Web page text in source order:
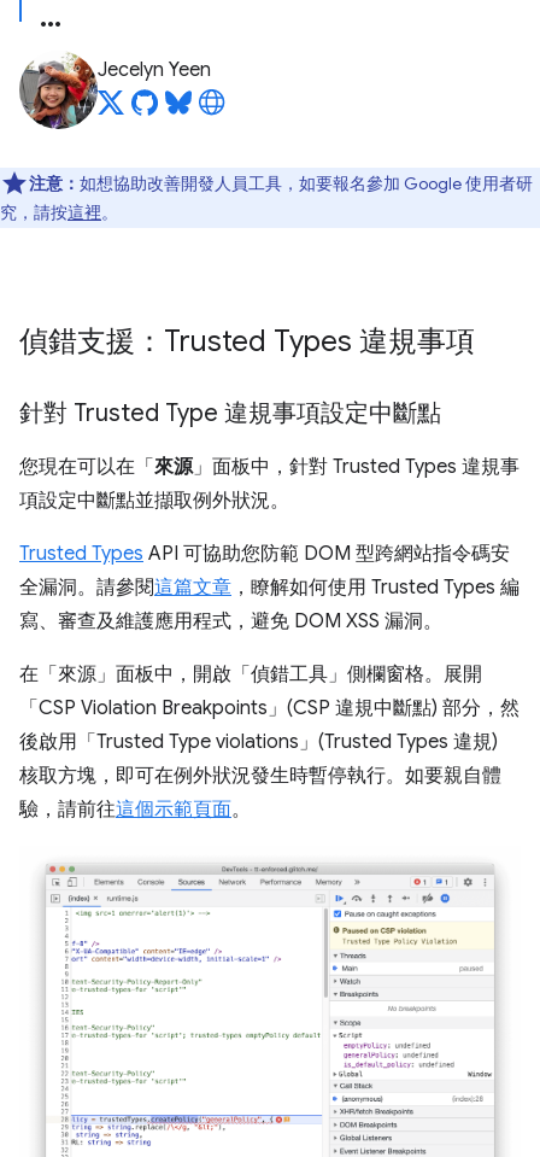
Jecelyn Yeen
注意： 如想協助改善開發人員工具，如要報名參加 Google 使用者研
究，請按這裡。
偵錯支援：Trusted Types 違規事項
針對 Trusted Type 違規事項設定中斷點
您現在可以在「 來源」面板中，針對 Trusted Types 違規事
項設定中斷點並擷取例外狀況。
Trusted Types API 可協助您防範 DOM 型跨網站指令碼安
全漏洞。請參閱這篇文章 ，瞭解如何使用 Trusted Types 編
寫、審查及維護應用程式，避免 DOM XSS 漏洞。
在「來源」 面板中，開啟「偵錯工具」 側欄窗格。展開
「CSP Violation Breakpoints」(CSP 違規中斷點) 部分，然
後啟用「Trusted Type violations」(Trusted Types 違規)
核取方塊，即可在例外狀況發生時暫停執行。如要親自體
驗，請前往這個示範頁面。